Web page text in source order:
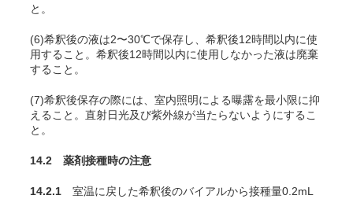
と。
(6)希釈後の液は2〜30℃で保存し、希釈後12時間以内に使
用すること。希釈後12時間以内に使用しなかった液は廃棄
すること。
(7)希釈後保存の際には、室内照明による曝露を最小限に抑
えること。直射日光及び紫外線が当たらないようにするこ
と。
14.2 薬剤接種時の注意
14.2.1 室温に戻した希釈後のバイアルから接種量0.2mL